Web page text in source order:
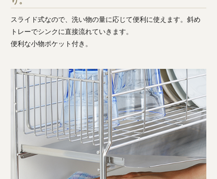
スライド式なので、洗い物の量に応じて便利に使えます。斜め
トレーでシンクに直接流れていきます。
便利な小物ポケット付き。